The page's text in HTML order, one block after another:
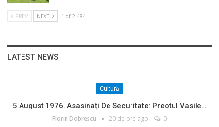
PREV NEXT 1 of 2.484
LATEST NEWS
Cultură
5 August 1976. Asasinați De Securitate: Preotul Vasile…
Florin Dobrescu 20 de ore ago 0